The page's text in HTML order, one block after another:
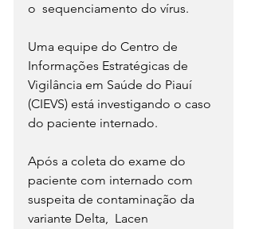
o  sequenciamento do vírus.
Uma equipe do Centro de
Informações Estratégicas de
Vigilância em Saúde do Piauí
(CIEVS) está investigando o caso
do paciente internado.
Após a coleta do exame do
paciente com internado com
suspeita de contaminação da
variante Delta,  Lacen